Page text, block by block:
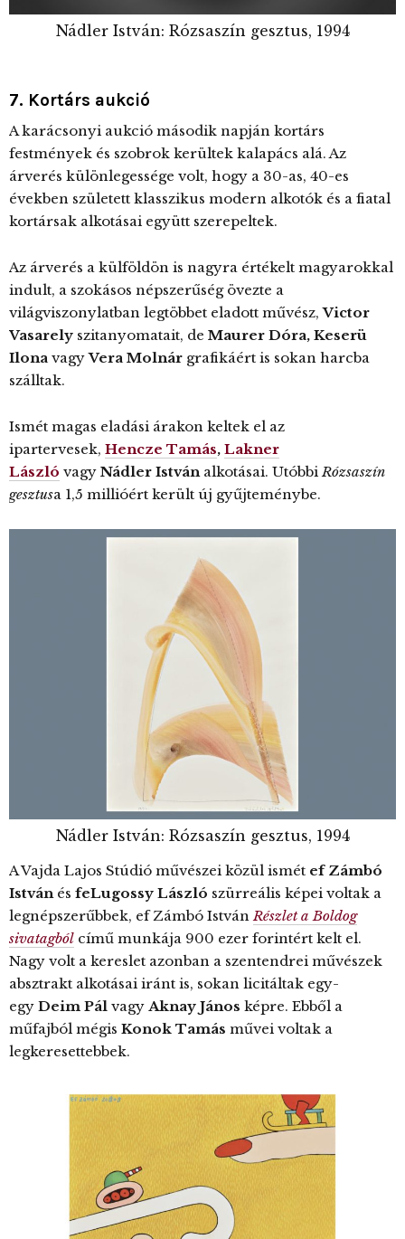
Nádler István: Rózsaszín gesztus, 1994
7. Kortárs aukció
A karácsonyi aukció második napján kortárs
festmények és szobrok kerültek kalapács alá. Az
árverés különlegessége volt, hogy a 30-as, 40-es
években született klasszikus modern alkotók és a fiatal
kortársak alkotásai együtt szerepeltek.
Az árverés a külföldön is nagyra értékelt magyarokkal
indult, a szokásos népszerűség övezte a
világviszonylatban legtöbbet eladott művész,Victor
Vasarely szitanyomatait, de Maurer Dóra, Keserü
Ilona vagyVera Molnár grafikáért is sokan harcba
szálltak.
Ismét magas eladási árakon keltek el az
ipartervesek, Hencze Tamás, Lakner
László vagy Nádler István alkotásai. Utóbbi Rózsaszín
gesztusa 1,5 millióért került új gyűjteménybe.
Nádler István: Rózsaszín gesztus, 1994
A Vajda Lajos Stúdió művészei közül ismét ef Zámbó
István és feLugossy László szürreális képei voltak a
legnépszerűbbek, ef Zámbó István Részlet a Boldog
sivatagból című munkája 900 ezer forintért kelt el.
Nagy volt a kereslet azonban a szentendrei művészek
absztrakt alkotásai iránt is, sokan licitáltak egy-
egy Deim Pál vagy Aknay János képre. Ebből a
műfajból mégis Konok Tamás művei voltak a
legkeresettebbek.